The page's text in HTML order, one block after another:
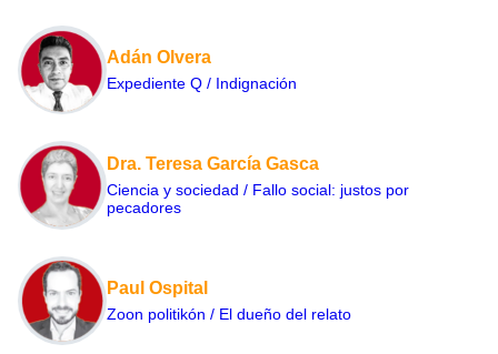
Adán Olvera
Expediente Q / Indignación
Dra. Teresa García Gasca
Ciencia y sociedad / Fallo social: justos por
pecadores
Paul Ospital
Zoon politikón / El dueño del relato